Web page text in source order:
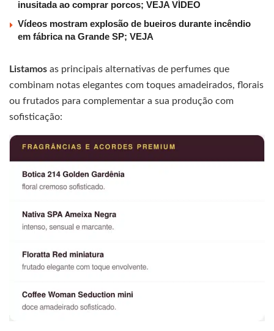
inusitada ao comprar porcos; VEJA VÍDEO
Vídeos mostram explosão de bueiros durante incêndio
em fábrica na Grande SP; VEJA
Listamos as principais alternativas de perfumes que
combinam notas elegantes com toques amadeirados, florais
ou frutados para complementar a sua produção com
sofisticação: